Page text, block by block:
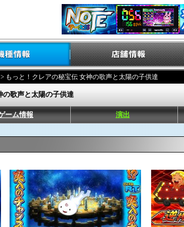
> もっと！クレアの秘宝伝 女神の歌声と太陽の子供達
の歌声と太陽の子供達
ーム情報 演出